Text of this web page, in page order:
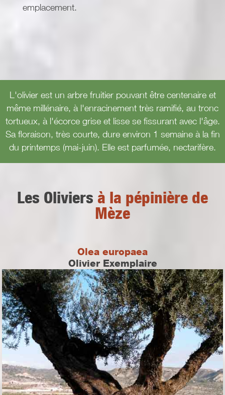
emplacement.
L'olivier est un arbre fruitier pouvant être centenaire et
même millénaire, à l'enracinement très ramifié, au tronc
tortueux, à l'écorce grise et lisse se fissurant avec l'âge.
Sa floraison, très courte, dure environ 1 semaine à la fin
du printemps (mai-juin). Elle est parfumée, nectarifère.
Les Oliviers à la pépinière de
Mèze
Olea europaea
Olivier Exemplaire